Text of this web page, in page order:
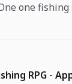
one fishing
RPG -